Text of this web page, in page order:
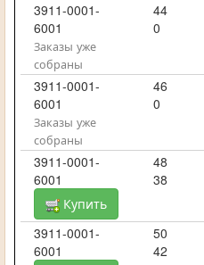
3911-0001-
6001
44
0
Заказы уже
собраны
3911-0001-
6001
46
0
Заказы уже
собраны
3911-0001-
6001
48
38
Купить
3911-0001-
6001
50
42